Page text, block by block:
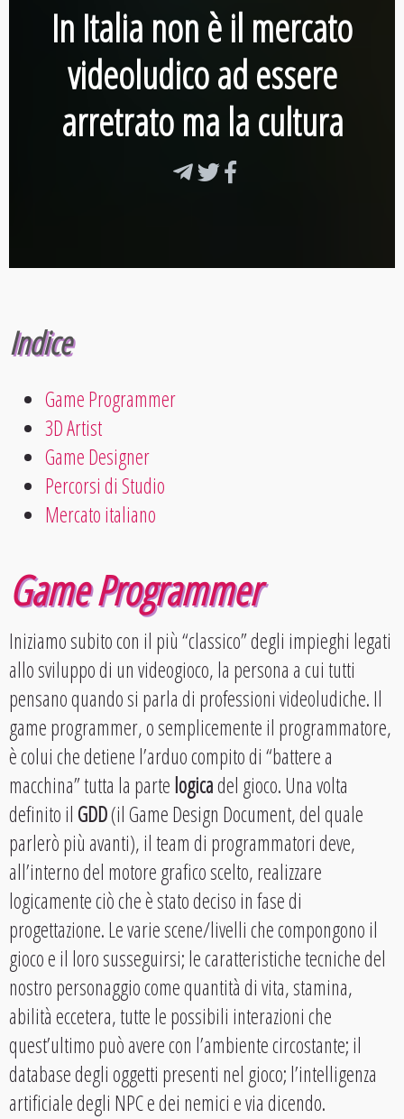
In Italia non è il mercato
videoludico ad essere
arretrato ma la cultura
Indice
Game Programmer
3D Artist
Game Designer
Percorsi di Studio
Mercato italiano
Game Programmer
Iniziamo subito con il più “classico” degli impieghi legati
allo sviluppo di un videogioco, la persona a cui tutti
pensano quando si parla di professioni videoludiche. Il
game programmer, o semplicemente il programmatore,
è colui che detiene l’arduo compito di “battere a
macchina” tutta la partelogicadel gioco. Una volta
definito ilGDD(il Game Design Document, del quale
parlerò più avanti), il team di programmatori deve,
all’interno del motore grafico scelto, realizzare
logicamente ciò che è stato deciso in fase di
progettazione. Le varie scene/livelli che compongono il
gioco e il loro susseguirsi; le caratteristiche tecniche del
nostro personaggio come quantità di vita, stamina,
abilità eccetera, tutte le possibili interazioni che
quest’ultimo può avere con l’ambiente circostante; il
database degli oggetti presenti nel gioco; l’intelligenza
artificiale degli NPC e dei nemici e via dicendo.